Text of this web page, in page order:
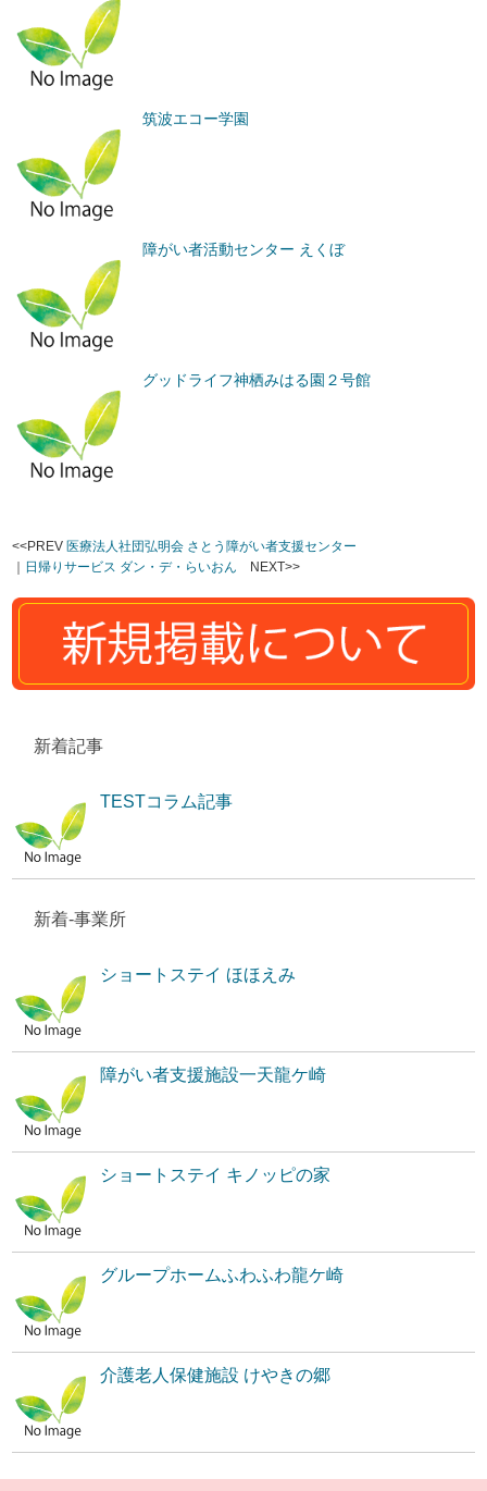
筑波エコー学園
障がい者活動センター えくぼ
グッドライフ神栖みはる園２号館
<<PREV医療法人社団弘明会 さとう障がい者支援センター
｜ 日帰りサービス ダン・デ・らいおん NEXT>>
新着記事
TESTコラム記事
新着-事業所
ショートステイ ほほえみ
障がい者支援施設一天龍ケ崎
ショートステイ キノッピの家
グループホームふわふわ龍ケ崎
介護老人保健施設 けやきの郷